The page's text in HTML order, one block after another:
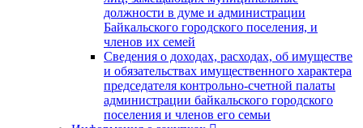
должности в думе и администрации
Байкальского городского поселения, и
членов их семей
Сведения о доходах, расходах, об имуществе
и обязательствах имущественного характера
председателя контрольно-счетной палаты
администрации байкальского городского
поселения и членов его семьи